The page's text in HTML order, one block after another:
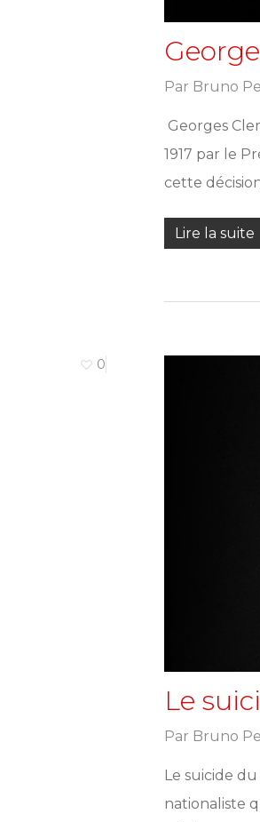
Par Bruno
Georges
1917 par le
cette
Lire la suite
0
Le
Par Bruno
Le suicide
nationaliste